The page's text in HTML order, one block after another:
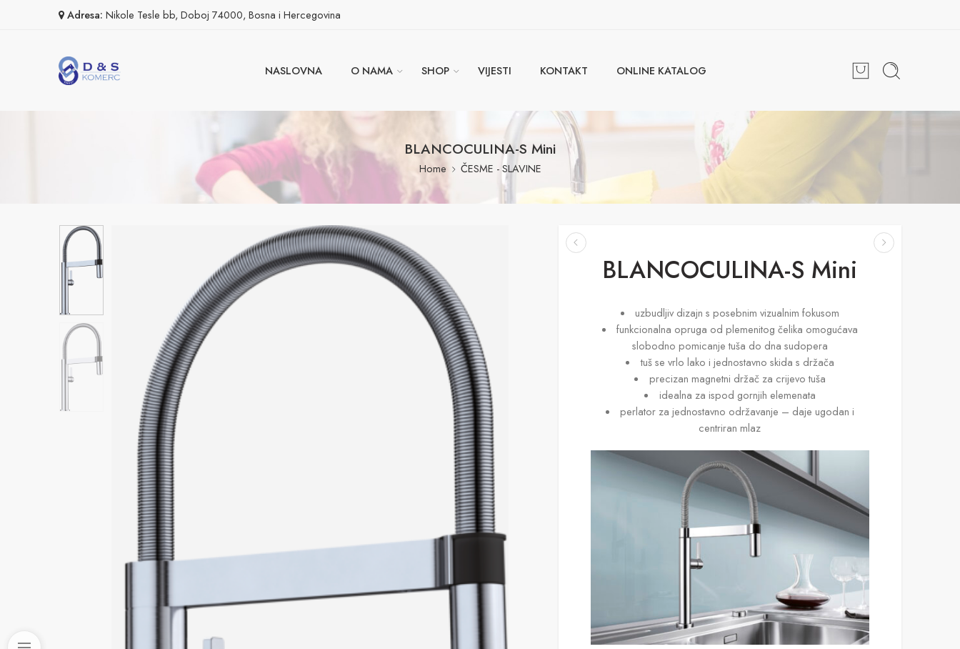
Adresa: Nikole Tesle bb, Doboj 74000, Bosna i Hercegovina
NASLOVNA O NAMA SHOP VIJESTI KONTAKT ONLINE KATALOG
BLANCOCULINA-S Mini
Home ČESME - SLAVINE
BLANCOCULINA-S Mini
uzbudljiv dizajn s posebnim vizualnim fokusom
funkcionalna opruga od plemenitog čelika omogućava
slobodno pomicanje tuša do dna sudopera
tuš se vrlo lako i jednostavno skida s držača
precizan magnetni držač za crijevo tuša
idealna za ispod gornjih elemenata
perlator za jednostavno održavanje – daje ugodan i
centriran mlaz